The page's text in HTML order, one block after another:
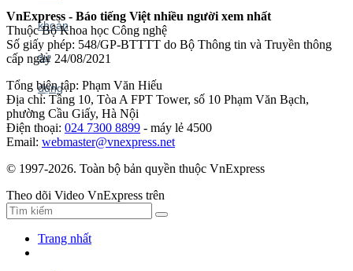
VnExpress - Báo tiếng Việt nhiều người xem nhất
Thuộc Bộ Khoa học Công nghệ
Số giấy phép: 548/GP-BTTTT do Bộ Thông tin và Truyền thông
cấp ngày 24/08/2021
Tổng biên tập: Phạm Văn Hiếu
Địa chỉ: Tầng 10, Tòa A FPT Tower, số 10 Phạm Văn Bạch,
phường Cầu Giấy, Hà Nội
Điện thoại: 024 7300 8899 - máy lẻ 4500
Email: webmaster@vnexpress.net
© 1997-2026. Toàn bộ bản quyền thuộc VnExpress
Theo dõi Video VnExpress trên
Trang nhất